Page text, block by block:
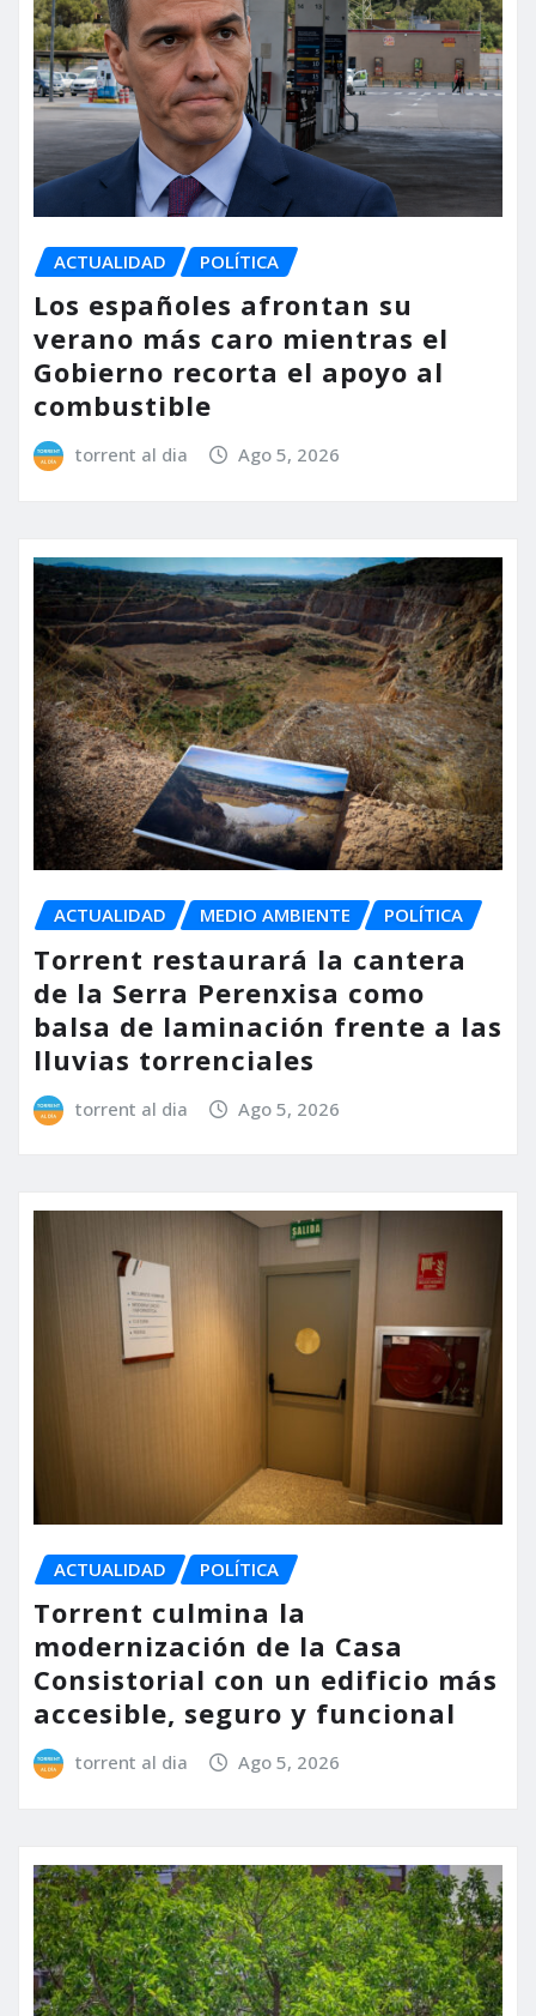
ACTUALIDAD POLÍTICA
Los españoles afrontan su
verano más caro mientras el
Gobierno recorta el apoyo al
combustible
torrent al dia Ago 5, 2026
ACTUALIDAD MEDIO AMBIENTE POLÍTICA
Torrent restaurará la cantera
de la Serra Perenxisa como
balsa de laminación frente a las
lluvias torrenciales
torrent al dia Ago 5, 2026
ACTUALIDAD POLÍTICA
Torrent culmina la
modernización de la Casa
Consistorial con un edificio más
accesible, seguro y funcional
torrent al dia Ago 5, 2026